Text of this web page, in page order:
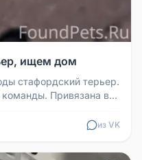
ищем дом
стафордский терьер.
команды. Привязана в
из VK